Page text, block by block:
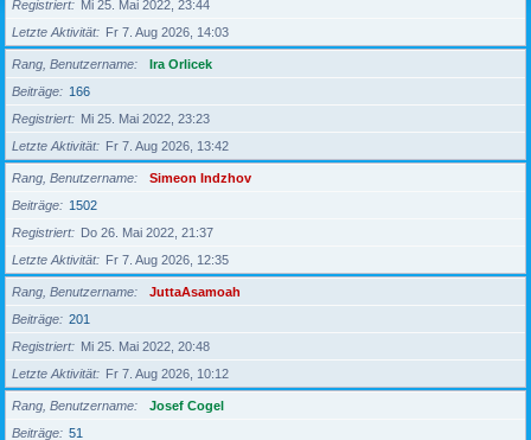
Registriert
Mi 25. Mai 2022, 23:44
Letzte Aktivität
Fr 7. Aug 2026, 14:03
Rang, Benutzername
Ira Orlicek
Beiträge
166
Registriert
Mi 25. Mai 2022, 23:23
Letzte Aktivität
Fr 7. Aug 2026, 13:42
Rang, Benutzername
Simeon Indzhov
Beiträge
1502
Registriert
Do 26. Mai 2022, 21:37
Letzte Aktivität
Fr 7. Aug 2026, 12:35
Rang, Benutzername
JuttaAsamoah
Beiträge
201
Registriert
Mi 25. Mai 2022, 20:48
Letzte Aktivität
Fr 7. Aug 2026, 10:12
Rang, Benutzername
Josef Cogel
Beiträge
51